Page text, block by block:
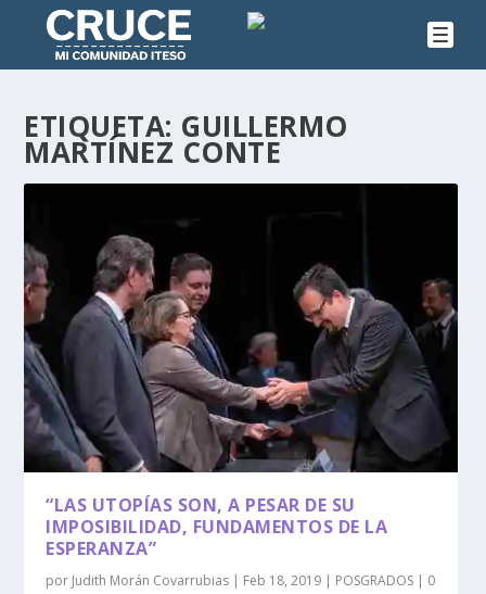
ETIQUETA: GUILLERMO
MARTÍNEZ CONTE
“LAS UTOPÍAS SON, A PESAR DE SU
IMPOSIBILIDAD, FUNDAMENTOS DE LA
ESPERANZA”
por Judith Morán Covarrubias | Feb 18, 2019 | POSGRADOS | 0